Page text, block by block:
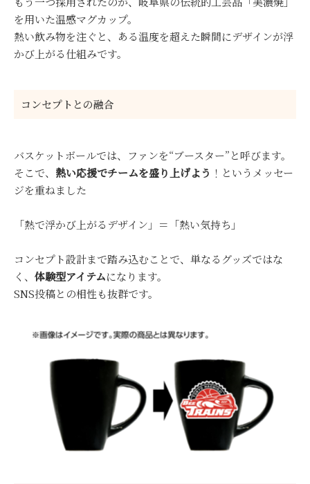
を用いた温感マグカップ。
熱い飲み物を注ぐと、ある温度を超えた瞬間にデザインが浮
かび上がる仕組みです。
コンセプトとの融合
バスケットボールでは、ファンを“ブースター”と呼びます。
そこで、 熱い応援でチームを盛り上げよう ！というメッセー
ジを重ねました
「熱で浮かび上がるデザイン」＝「熱い気持ち」
コンセプト設計まで踏み込むことで、単なるグッズではな
く、 体験型アイテムになります。
SNS投稿との相性も抜群です。